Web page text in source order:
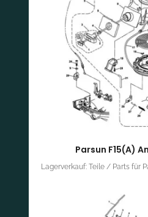
Parsun F15(A)
Lagerverkauf: Teile / Parts für